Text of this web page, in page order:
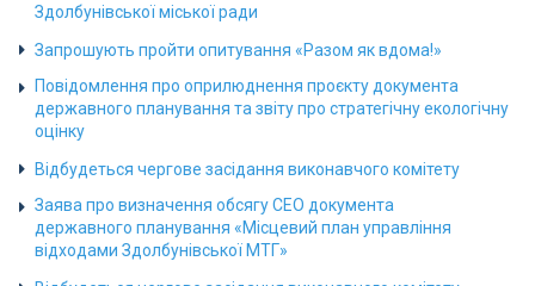
Здолбунівської міської ради
Запрошують пройти опитування «Разом як вдома!»
Повідомлення про оприлюднення проєкту документа
державного планування та звіту про стратегічну екологічну
оцінку
Відбудеться чергове засідання виконавчого комітету
Заява про визначення обсягу СЕО документа
державного планування «Місцевий план управління
відходами Здолбунівської МТГ»